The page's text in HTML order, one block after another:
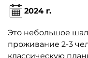
2024 г.
Это небольшое
проживание 2-3
классическую